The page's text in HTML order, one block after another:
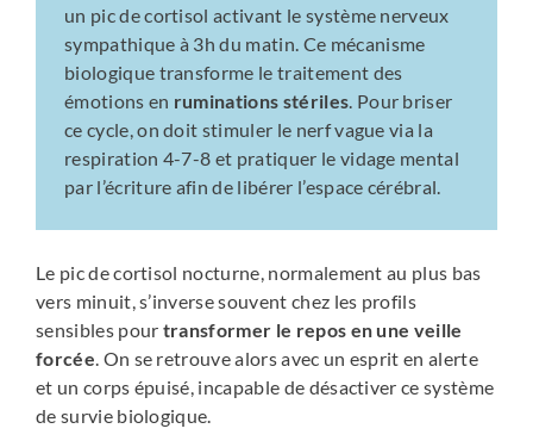
un pic de cortisol activant le système nerveux
sympathique à 3h du matin. Ce mécanisme
biologique transforme le traitement des
émotions en ruminations stériles. Pour briser
ce cycle, on doit stimuler le nerf vague via la
respiration 4-7-8 et pratiquer le vidage mental
par l’écriture afin de libérer l’espace cérébral.
Le pic de cortisol nocturne, normalement au plus bas
vers minuit, s’inverse souvent chez les profils
sensibles pour transformer le repos en une veille
forcée. On se retrouve alors avec un esprit en alerte
et un corps épuisé, incapable de désactiver ce système
de survie biologique.